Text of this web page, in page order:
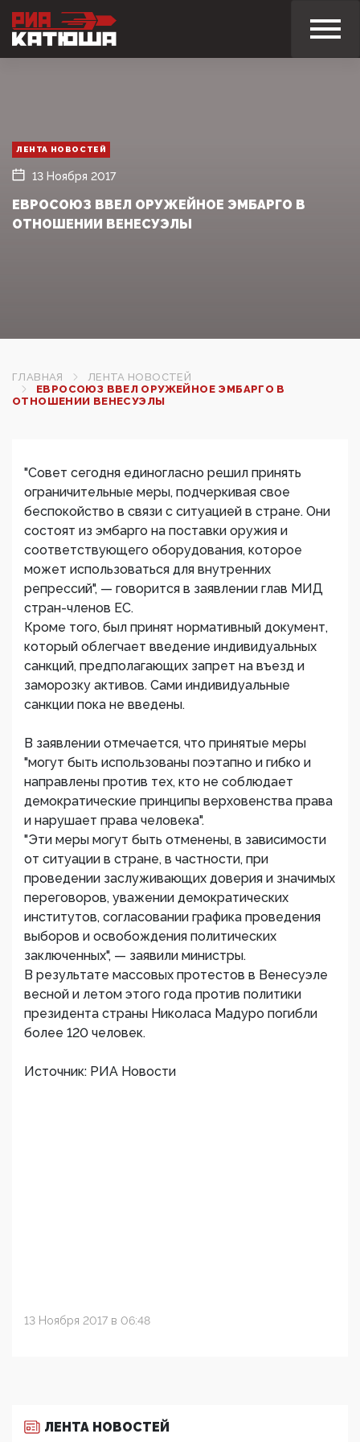
ЛЕНТА НОВОСТЕЙ
13 Ноября 2017
ЕВРОСОЮЗ ВВЕЛ ОРУЖЕЙНОЕ ЭМБАРГО В
ОТНОШЕНИИ ВЕНЕСУЭЛЫ
ГЛАВНАЯ
ЛЕНТА НОВОСТЕЙ
ЕВРОСОЮЗ ВВЕЛ ОРУЖЕЙНОЕ ЭМБАРГО В
ОТНОШЕНИИ ВЕНЕСУЭЛЫ
"Совет сегодня единогласно решил принять
ограничительные меры, подчеркивая свое
беспокойство в связи с ситуацией в стране. Они
состоят из эмбарго на поставки оружия и
соответствующего оборудования, которое
может использоваться для внутренних
репрессий", — говорится в заявлении глав МИД
стран-членов ЕС.
Кроме того, был принят нормативный документ,
который облегчает введение индивидуальных
санкций, предполагающих запрет на въезд и
заморозку активов. Сами индивидуальные
санкции пока не введены.
В заявлении отмечается, что принятые меры
"могут быть использованы поэтапно и гибко и
направлены против тех, кто не соблюдает
демократические принципы верховенства права
и нарушает права человека".
"Эти меры могут быть отменены, в зависимости
от ситуации в стране, в частности, при
проведении заслуживающих доверия и значимых
переговоров, уважении демократических
институтов, согласовании графика проведения
выборов и освобождения политических
заключенных", — заявили министры.
В результате массовых протестов в Венесуэле
весной и летом этого года против политики
президента страны Николаса Мадуро погибли
более 120 человек.
Источник: РИА Новости
13 Ноября 2017 в 06:48
ЛЕНТА НОВОСТЕЙ